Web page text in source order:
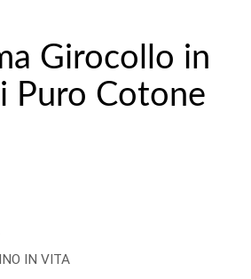
Girocollo in
Puro Cotone
IN VITA